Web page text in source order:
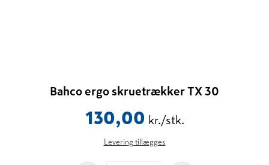
Bahco ergo skruetrækker TX 30
130,00 kr./stk.
Levering tillægges